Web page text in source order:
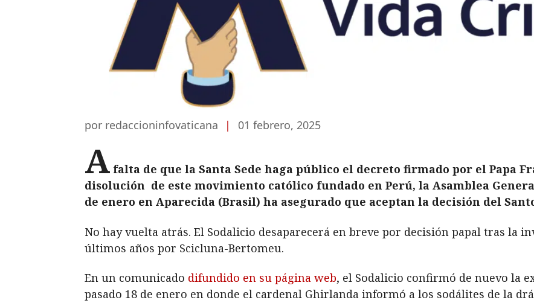
por redaccioninfovaticana | 01 febrero, 2025
A falta de que la Santa Sede haga público el decreto firmado por el Papa
disolución de este movimiento católico fundado en Perú, la Asamblea
de enero en Aparecida (Brasil) ha asegurado que aceptan la decisión del
No hay vuelta atrás. El Sodalicio desaparecerá en breve por decisión papal tras la
últimos años por Scicluna-Bertomeu.
En un comunicado difundido en su página web, el Sodalicio confirmó de nuevo la
pasado 18 de enero en donde el cardenal Ghirlanda informó a los sodálites de la